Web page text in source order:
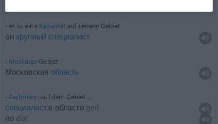
er ist eine Kapazität auf seinem Gebiet
он крупный специалист
Moskauer Gebiet
Московская область
Fachmann auf dem Gebiet …
специалиств области gen
по dat